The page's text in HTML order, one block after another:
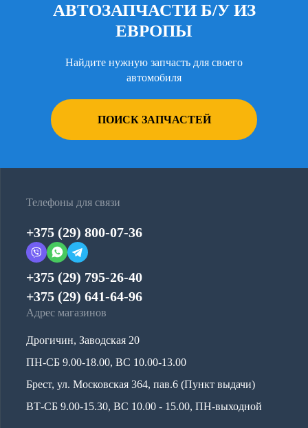
АВТОЗАПЧАСТИ Б/У ИЗ
ЕВРОПЫ
Найдите нужную запчасть для своего
автомобиля
ПОИСК ЗАПЧАСТЕЙ
Телефоны для связи
+375 (29) 800-07-36
+375 (29) 795-26-40
+375 (29) 641-64-96
Адрес магазинов
Дрогичин, Заводская 20
ПН-СБ 9.00-18.00, ВС 10.00-13.00
Брест, ул. Московская 364, пав.6 (Пункт выдачи)
ВТ-СБ 9.00-15.30, ВС 10.00 - 15.00, ПН-выходной